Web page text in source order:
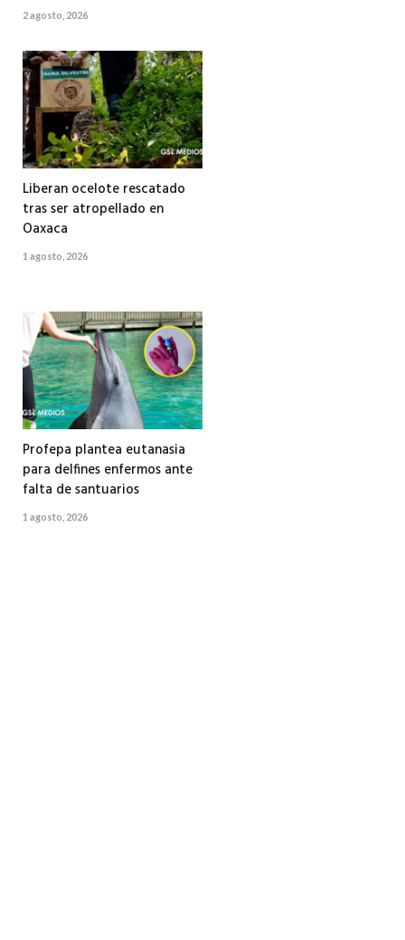
2 agosto, 2026
Liberan ocelote rescatado
tras ser atropellado en
Oaxaca
1 agosto, 2026
Profepa plantea eutanasia
para delfines enfermos ante
falta de santuarios
1 agosto, 2026